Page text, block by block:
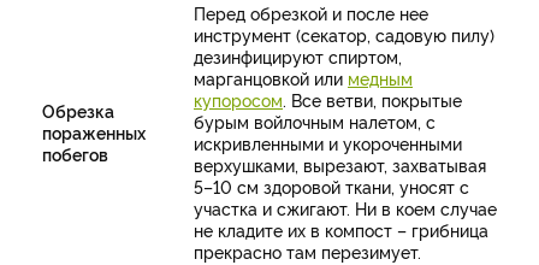
Обрезка
пораженных
побегов
Перед обрезкой и после нее
инструмент (секатор, садовую пилу)
дезинфицируют спиртом,
марганцовкой или медным
купоросом. Все ветви, покрытые
бурым войлочным налетом, с
искривленными и укороченными
верхушками, вырезают, захватывая
5–10 см здоровой ткани, уносят с
участка и сжигают. Ни в коем случае
не кладите их в компост – грибница
прекрасно там перезимует.